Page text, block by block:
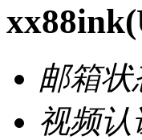
xx88ink
邮箱状
视频认